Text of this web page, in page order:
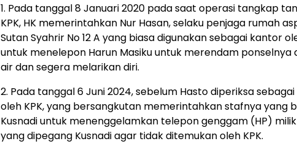
1. Pada tanggal 8 Januari 2020 pada saat operasi tangkap
KPK, HK memerintahkan Nur Hasan, selaku penjaga rumah
Sutan Syahrir No 12 A yang biasa digunakan sebagai kantor
untuk menelepon Harun Masiku untuk merendam ponselnya
air dan segera melarikan diri.
2. Pada tanggal 6 Juni 2024, sebelum Hasto diperiksa sebagai
oleh KPK, yang bersangkutan memerintahkan stafnya yang
Kusnadi untuk menenggelamkan telepon genggam (HP)
yang dipegang Kusnadi agar tidak ditemukan oleh KPK.